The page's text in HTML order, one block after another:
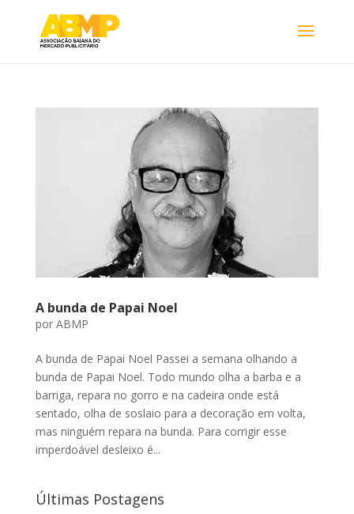
A bunda de Papai Noel
por ABMP
A bunda de Papai Noel Passei a semana olhando a
bunda de Papai Noel. Todo mundo olha a barba e a
barriga, repara no gorro e na cadeira onde está
sentado, olha de soslaio para a decoração em volta,
mas ninguém repara na bunda. Para corrigir esse
imperdoável desleixo é...
Últimas Postagens